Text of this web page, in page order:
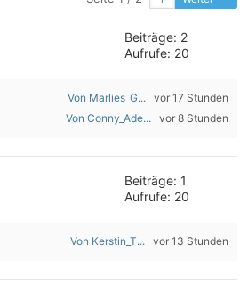
Beiträge: 2
Aufrufe: 20
Von Marlies_G... vor 17 Stunden
Von Conny_Ade... vor 8 Stunden
Beiträge: 1
Aufrufe: 20
Von Kerstin_T... vor 13 Stunden